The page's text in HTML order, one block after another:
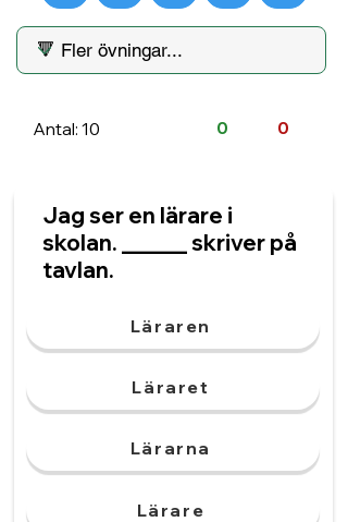
Antal: 10 0 0
Jag ser en lärare i
skolan. ______ skriver på
tavlan.
Läraren
Läraret
Lärarna
Lärare